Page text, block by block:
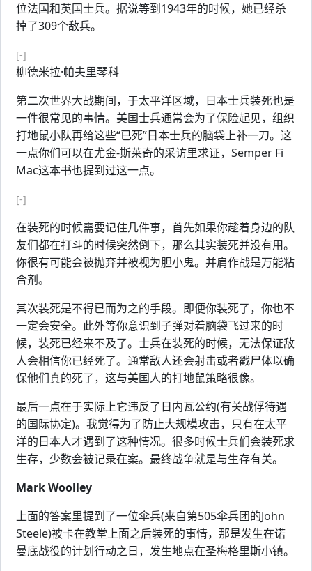
位法国和英国士兵。据说等到1943年的时候，她已经杀
掉了309个敌兵。
[-]
柳德米拉·帕夫里琴科
第二次世界大战期间，于太平洋区域，日本士兵装死也是
一件很常见的事情。美国士兵通常会为了保险起见，组织
打地鼠小队再给这些“已死”日本士兵的脑袋上补一刀。这
一点你们可以在尤金-斯莱奇的采访里求证，Semper Fi
Mac这本书也提到过这一点。
[-]
在装死的时候需要记住几件事，首先如果你趁着身边的队
友们都在打斗的时候突然倒下，那么其实装死并没有用。
你很有可能会被抛弃并被视为胆小鬼。并肩作战是万能粘
合剂。
其次装死是不得已而为之的手段。即便你装死了，你也不
一定会安全。此外等你意识到子弹对着脑袋飞过来的时
候，装死已经来不及了。士兵在装死的时候，无法保证敌
人会相信你已经死了。通常敌人还会射击或者戳尸体以确
保他们真的死了，这与美国人的打地鼠策略很像。
最后一点在于实际上它违反了日内瓦公约(有关战俘待遇
的国际协定)。我觉得为了防止大规模攻击，只有在太平
洋的日本人才遇到了这种情况。很多时候士兵们会装死求
生存，少数会被记录在案。最终战争就是与生存有关。
Mark Woolley
上面的答案里提到了一位伞兵(来自第505伞兵团的John
Steele)被卡在教堂上面之后装死的事情，那是发生在诺
曼底战役的计划行动之日，发生地点在圣梅格里斯小镇。